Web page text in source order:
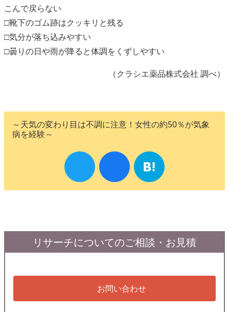
こんで戻らない
□靴下のゴム跡はクッキリと残る
□気分が落ち込みやすい
□曇りの日や雨が降ると体調をくずしやすい
（クラシエ薬品株式会社 調べ）
～天気の変わり目は不調に注意！女性の約50％が気象
病を経験～
リサーチについてのご相談・お見積
お問い合わせ